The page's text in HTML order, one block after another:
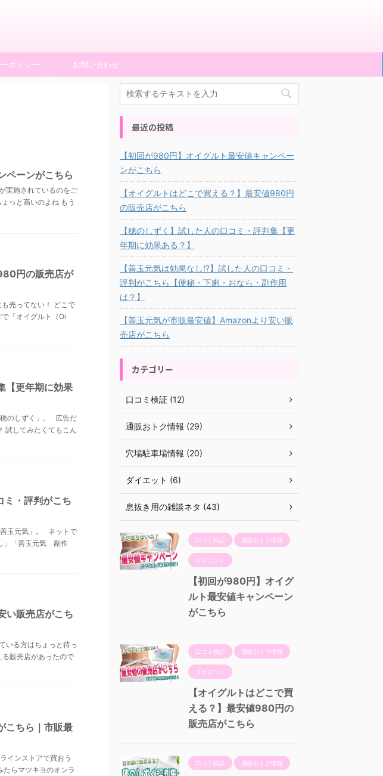
ポリシー お問い合わせ
ペーンがこちら
実施されているのをご
っと高いのよね もう
円の販売店が
売ってない！ どこで
「オイグルト（Oi
【更年期に効果
のしずく」。 広告だ
試してみたくてもこん
ミ・評判がこち
玉元気」。 ネットで
」「善玉元気 副作
い販売店がこち
いる方はちょっと待っ
販売店があったので
こちら｜市販最
インストアで買おう
たらマツキヨのオンラ
最近の投稿
【初回が980円】オイグルト最安値キャンペー
ンがこちら
【オイグルトはどこで買える？】最安値980円
の販売店がこちら
【穂のしずく】試した人の口コミ・評判集【更
年期に効果ある？】
【善玉元気は効果なし!?】試した人の口コミ・
評判がこちら【便秘・下痢・おなら・副作用
は？】
【善玉元気が市販最安値】Amazonより安い販
売店がこちら
カテゴリー
口コミ検証 (12)
通販おトク情報 (29)
穴場駐車場情報 (20)
ダイエット (6)
息抜き用の雑談ネタ (43)
口コミ検証 通販おトク情報
ダイエット
【初回が980円】オイグ
ルト最安値キャンペーン
がこちら
口コミ検証 通販おトク情報
ダイエット
【オイグルトはどこで買
える？】最安値980円の
販売店がこちら
口コミ検証 通販おトク情報